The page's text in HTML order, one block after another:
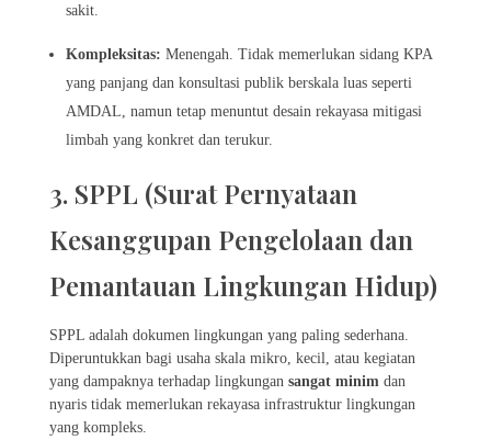
sakit.
Kompleksitas: Menengah. Tidak memerlukan sidang KPA
yang panjang dan konsultasi publik berskala luas seperti
AMDAL, namun tetap menuntut desain rekayasa mitigasi
limbah yang konkret dan terukur.
3. SPPL (Surat Pernyataan
Kesanggupan Pengelolaan dan
Pemantauan Lingkungan Hidup)
SPPL adalah dokumen lingkungan yang paling sederhana.
Diperuntukkan bagi usaha skala mikro, kecil, atau kegiatan
yang dampaknya terhadap lingkungan sangat minim dan
nyaris tidak memerlukan rekayasa infrastruktur lingkungan
yang kompleks.